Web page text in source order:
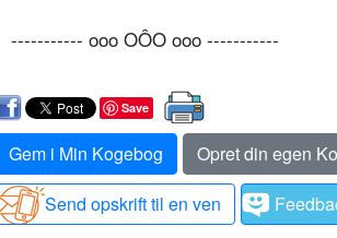
----------- ooo OÔO ooo -----------
Save
Gem i Min Kogebog
Opret din egen
Send opskrift til en ven